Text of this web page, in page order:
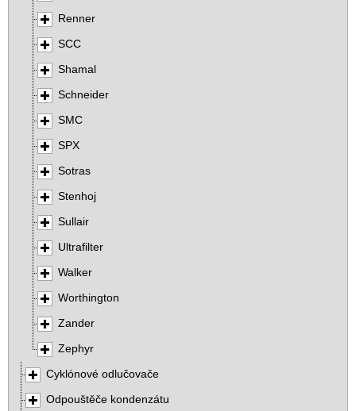
Renner
SCC
Shamal
Schneider
SMC
SPX
Sotras
Stenhoj
Sullair
Ultrafilter
Walker
Worthington
Zander
Zephyr
Cyklónové odlučovače
Odpouštěče kondenzátu